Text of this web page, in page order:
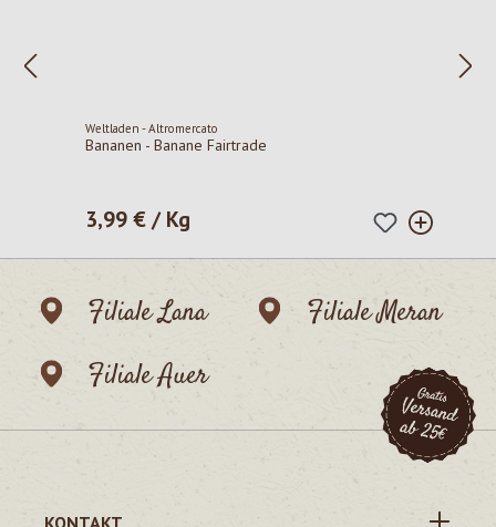
Weltladen - Altromercato
Bananen - Banane Fairtrade
Regulärer Preis:
3,99 € / Kg
Filiale Lana
Filiale Meran
Filiale Auer